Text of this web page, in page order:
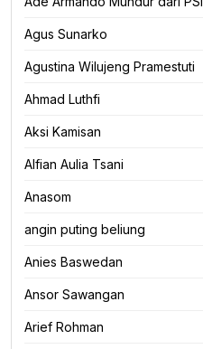
Agus Sunarko
Agustina Wilujeng Pramestuti
Ahmad Luthfi
Aksi Kamisan
Alfian Aulia Tsani
Anasom
angin puting beliung
Anies Baswedan
Ansor Sawangan
Arief Rohman